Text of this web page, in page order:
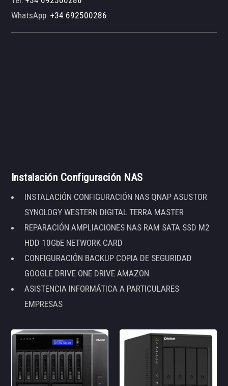
WhatsApp:+34 692500286
Instalación Configuración NAS
INSTALACIÓN CONFIGURACIÓN NAS QNAP ASUSTOR
SYNOLOGY WESTERN DIGITAL TERRA MASTER
REPARACIÓN AMPLIACIONES NAS RAM SATA SSD M2
HDD 10GbE NETWORK CARD
CONFIGURACIÓN BACKUP COPIA DE SEGURIDAD
GOOGLE DRIVE ONE DRIVE AMAZON
ASISTENCIA INFORMÁTICA A PARTICULARES
EMPRESAS